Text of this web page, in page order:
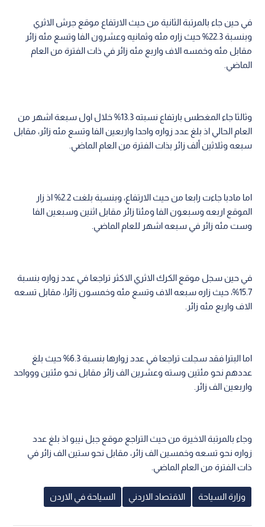
في حين جاء بالمرتبة الثانية من حيث الارتفاع موقع جرش الاثري
وبنسبة 22.3% حيث زاره مئه وثمانيه وعشرون الفا وتسع مئه زائر
مقابل مئه وخمسه الاف واربع مئه زائر في ذات الفترة من العام
الماضي.
وثالثا جاء المغطس بارتفاع نسبته 13.3% خلال اول سبعة اشهر من
العام الحالي اذ بلغ عدد زواره واحدا واربعين الفا وتسع مئه زائر، مقابل
سبعه وثلاثين ألف زائر بذات الفترة من العام الماضي.
اما مادبا جاءت رابعا من حيث الارتفاع، وبنسبة بلغت 2.2% اذ زار
الموقع اربعه وسبعون الفا ومئتا زائر مقابل اثنين وسبعين الفا
وست مئه زائر في سبعه اشهر للعام الماضي.
في حين سجل موقع الكرك الاثري الاكثر تراجعا في عدد زواره بنسبة
15.7%، حيث زاره سبعه الاف وتسع مئه وخمسون زائرا، مقابل تسعه
الاف واربع مئه زائر.
اما البترا فقد سجلت تراجعا في عدد زوارها بنسبة 6.3% حيث بلغ
عددهم نحو مئتين وسته وعشرين الف زائر مقابل نحو مئتين ووواحد
واربعين الف زائر.
وجاء بالمرتبة الاخيرة من حيث التراجع موقع جبل نيبو اذ بلغ عدد
زواره نحو تسعه وخمسين الف زائر، مقابل نحو ستين الف زائر في
ذات الفترة من العام الماضي.
وزارة السياحة الاقتصاد الاردني السياحة في الاردن